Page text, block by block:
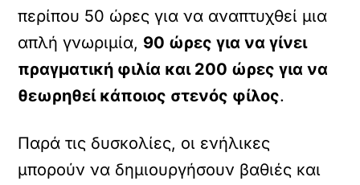
περίπου 50 ώρες για να αναπτυχθεί μια
απλή γνωριμία, 90 ώρες για να γίνει
πραγματική φιλία και 200 ώρες για να
θεωρηθεί κάποιος στενός φίλος.
Παρά τις δυσκολίες, οι ενήλικες
μπορούν να δημιουργήσουν βαθιές και